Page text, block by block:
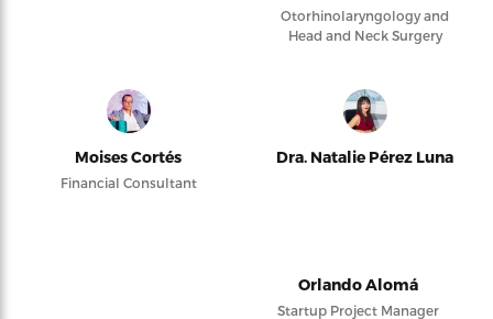
Otorhinolaryngology and
Head and Neck Surgery
Moises Cortés
Financial Consultant
Dra. Natalie Pérez Luna
Orlando Alomá
Startup Project Manager